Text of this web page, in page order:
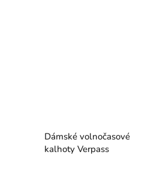
Dámské volnočasové
kalhoty Verpass